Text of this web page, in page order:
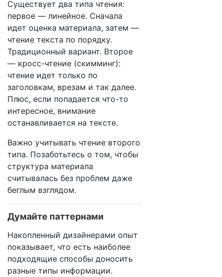
Существует два типа чтения:
первое — линейное. Сначала
идет оценка материала, затем —
чтение текста по порядку.
Традиционный вариант. Второе
— кросс-чтение (скимминг):
чтение идет только по
заголовкам, врезам и так далее.
Плюс, если попадается что-то
интересное, внимание
останавливается на тексте.
Важно учитывать чтение второго
типа. Позаботьтесь о том, чтобы
структура материала
считывалась без проблем даже
беглым взглядом.
Думайте паттернами
Накопленный дизайнерами опыт
показывает, что есть наиболее
подходящие способы доносить
разные типы информации.